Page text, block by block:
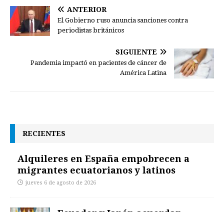
ANTERIOR
El Gobierno ruso anuncia sanciones contra
periodistas británicos
SIGUIENTE
Pandemia impactó en pacientes de cáncer de
América Latina
RECIENTES
Alquileres en España empobrecen a
migrantes ecuatorianos y latinos
jueves 6 de agosto de 2026